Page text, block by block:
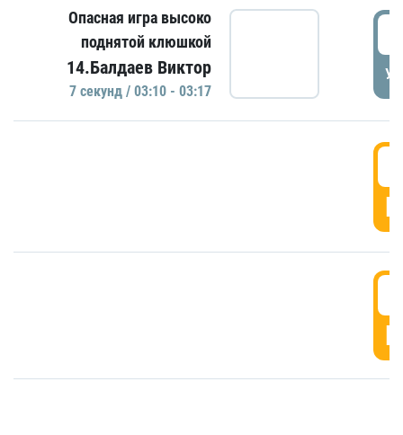
Опасная игра высоко
поднятой клюшкой
14.Балдаев Виктор
7 секунд / 03:10 - 03:17